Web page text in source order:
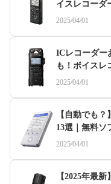
イスレコーダ
2025/04/01
ICレコーダー
も！ボイスレ
2025/04/01
【自動でも
13選｜無料ソ
2025/04/01
【2025年最